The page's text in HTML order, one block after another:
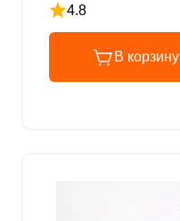
4.8
Рейтинг 4.8 из 5
В корзину